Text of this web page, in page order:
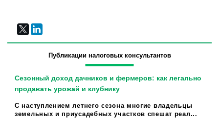
Публикации налоговых консультантов
Сезонный доход дачников и фермеров: как легально
продавать урожай и клубнику
С наступлением летнего сезона многие владельцы
земельных и приусадебных участков спешат реал...